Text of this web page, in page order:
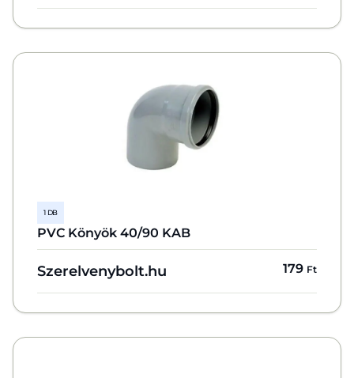
1 DB
PVC Könyök 40/90 KAB
Szerelvenybolt.hu 179 Ft